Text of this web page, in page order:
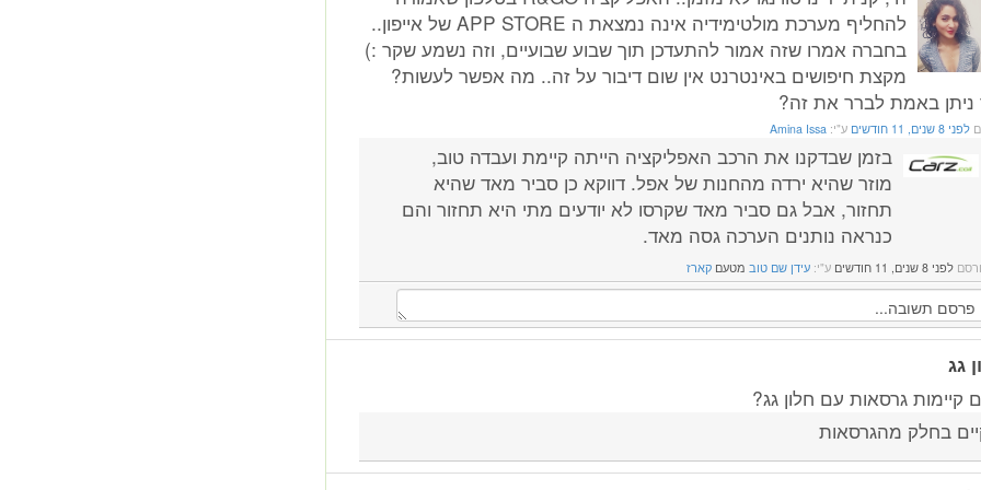
להחליף מערכת מולטימידיה אינה נמצאת ה APP STORE של אייפון..
בחברה אמרו שזה אמור להתעדכן תוך שבוע שבועיים, וזה נשמע שקר :)
מקצת חיפושים באינטרנט אין שום דיבור על זה.. מה אפשר לעשות?
ניתן באמת לברר את זה?
לפני 8 שנים, 11 חודשים ע"י:Amina Issa
בזמן שבדקנו את הרכב האפליקציה הייתה קיימת ועבדה טוב,
מוזר שהיא ירדה מהחנות של אפל. דווקא כן סביר מאד שהיא
תחזור, אבל גם סביר מאד שקרסו לא יודעים מתי היא תחזור והם
כנראה נותנים הערכה גסה מאד.
לפני 8 שנים, 11 חודשים ע"י:עידן שם טוב מטעםקארז
גג
קיימות גרסאות עם חלון גג?
בחלק מהגרסאות